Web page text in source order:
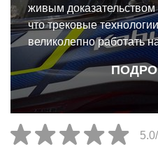
живым доказательством
что трековые
великолепно работать
улице. И даже для такого
райдера выходного дня,
преимущества Kabuto
абсолютно реальны и
неоспоримы.